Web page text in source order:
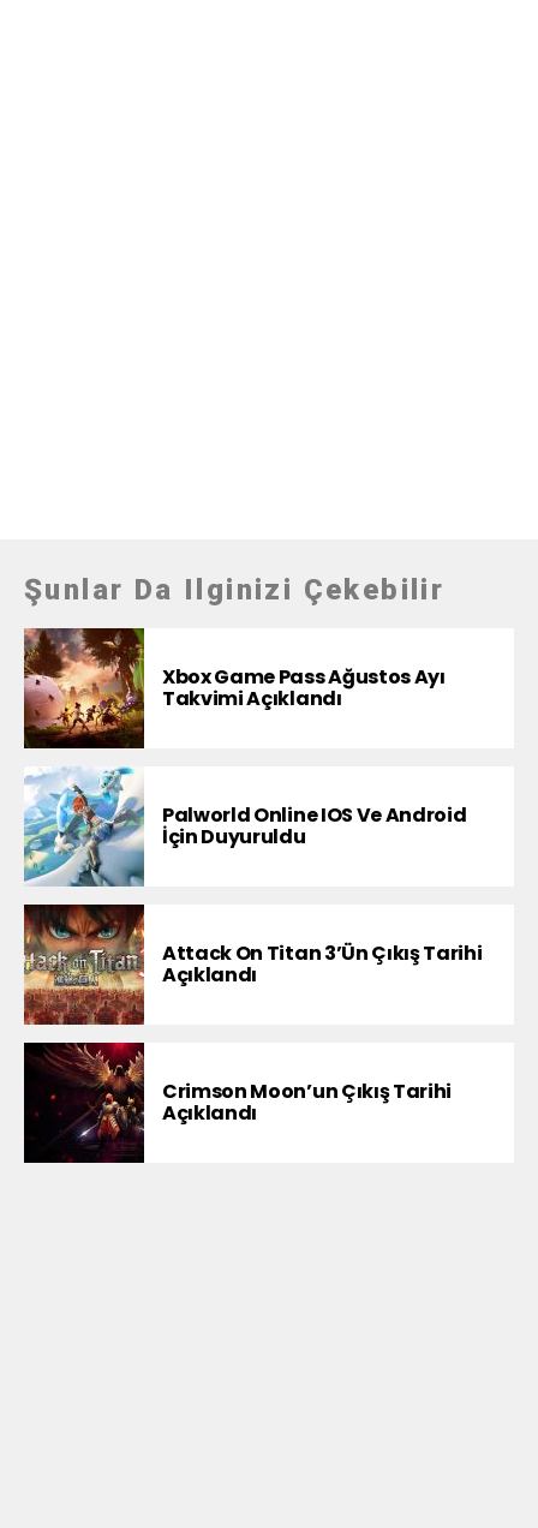
Şunlar Da Ilginizi Çekebilir
Xbox Game Pass Ağustos Ayı
Takvimi Açıklandı
Palworld Online IOS Ve Android
İçin Duyuruldu
Attack On Titan 3’ün Çıkış Tarihi
Açıklandı
Crimson Moon’un Çıkış Tarihi
Açıklandı